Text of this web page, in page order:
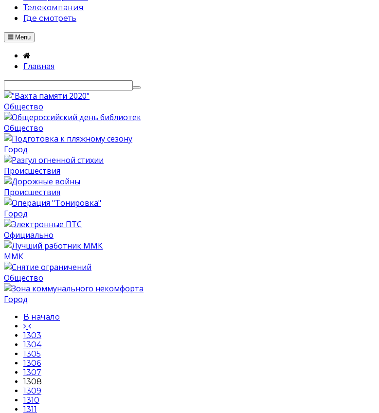
Телекомпания
Где смотреть
Menu
Главная
Общество
Общество
Город
Происшествия
Происшествия
Город
Официально
ММК
Общество
Город
В начало
1303
1304
1305
1306
1307
1308
1309
1310
1311